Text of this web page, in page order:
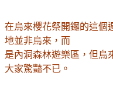
在烏來櫻花祭開鑼的這個
地並非烏來，而
是內洞森林遊樂區，但烏
大家驚豔不已。